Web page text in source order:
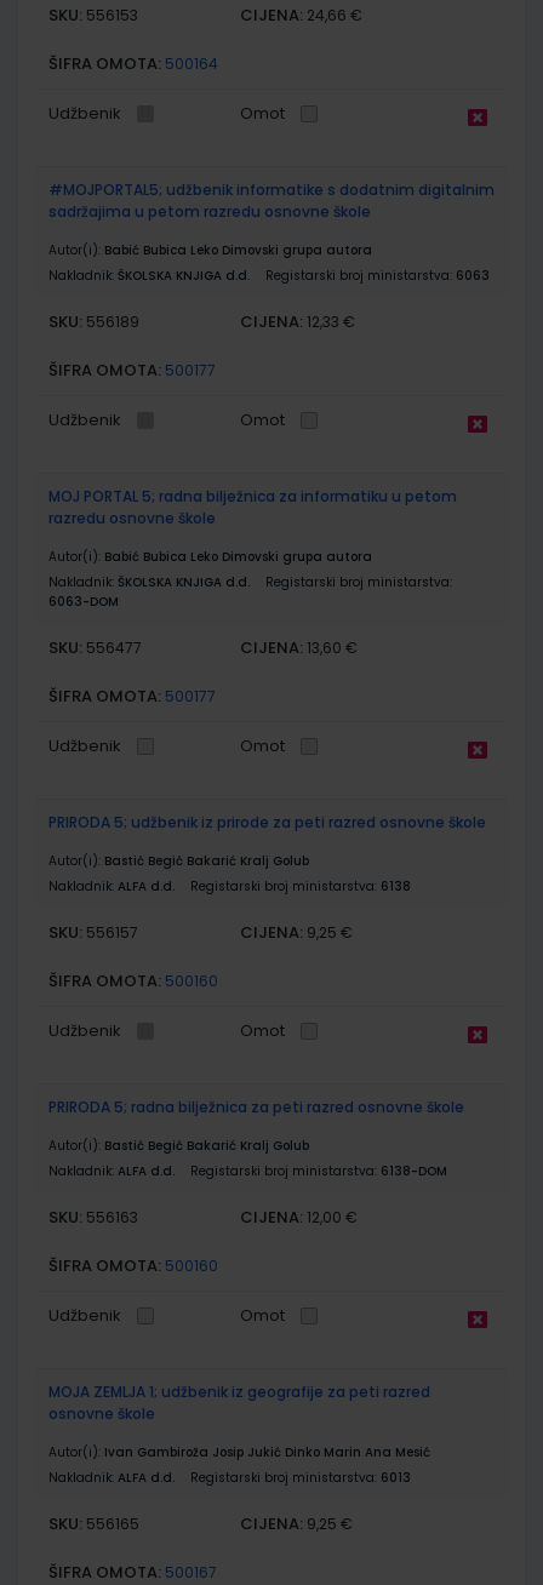
SKU: 556153 CIJENA: 24,66 €
ŠIFRA OMOTA: 500164
Udžbenik Omot
#MOJPORTAL5; udžbenik informatike s dodatnim digitalnim
sadržajima u petom razredu osnovne škole
Autor(i): Babić Bubica Leko Dimovski grupa autora
Nakladnik: ŠKOLSKA KNJIGA d.d. Registarski broj ministarstva: 6063
SKU: 556189 CIJENA: 12,33 €
ŠIFRA OMOTA: 500177
Udžbenik Omot
MOJ PORTAL 5; radna bilježnica za informatiku u petom
razredu osnovne škole
Autor(i): Babić Bubica Leko Dimovski grupa autora
Nakladnik: ŠKOLSKA KNJIGA d.d.
Registarski broj ministarstva:
6063-DOM
SKU: 556477 CIJENA: 13,60 €
ŠIFRA OMOTA: 500177
Udžbenik Omot
PRIRODA 5; udžbenik iz prirode za peti razred osnovne škole
Autor(i): Bastić Begić Bakarić Kralj Golub
Nakladnik: ALFA d.d. Registarski broj ministarstva: 6138
SKU: 556157 CIJENA: 9,25 €
ŠIFRA OMOTA: 500160
Udžbenik Omot
PRIRODA 5; radna bilježnica za peti razred osnovne škole
Autor(i): Bastić Begić Bakarić Kralj Golub
Nakladnik: ALFA d.d. Registarski broj ministarstva: 6138-DOM
SKU: 556163 CIJENA: 12,00 €
ŠIFRA OMOTA: 500160
Udžbenik Omot
MOJA ZEMLJA 1; udžbenik iz geografije za peti razred
osnovne škole
Autor(i): Ivan Gambiroža Josip Jukić Dinko Marin Ana Mesić
Nakladnik: ALFA d.d. Registarski broj ministarstva: 6013
SKU: 556165 CIJENA: 9,25 €
ŠIFRA OMOTA: 500167